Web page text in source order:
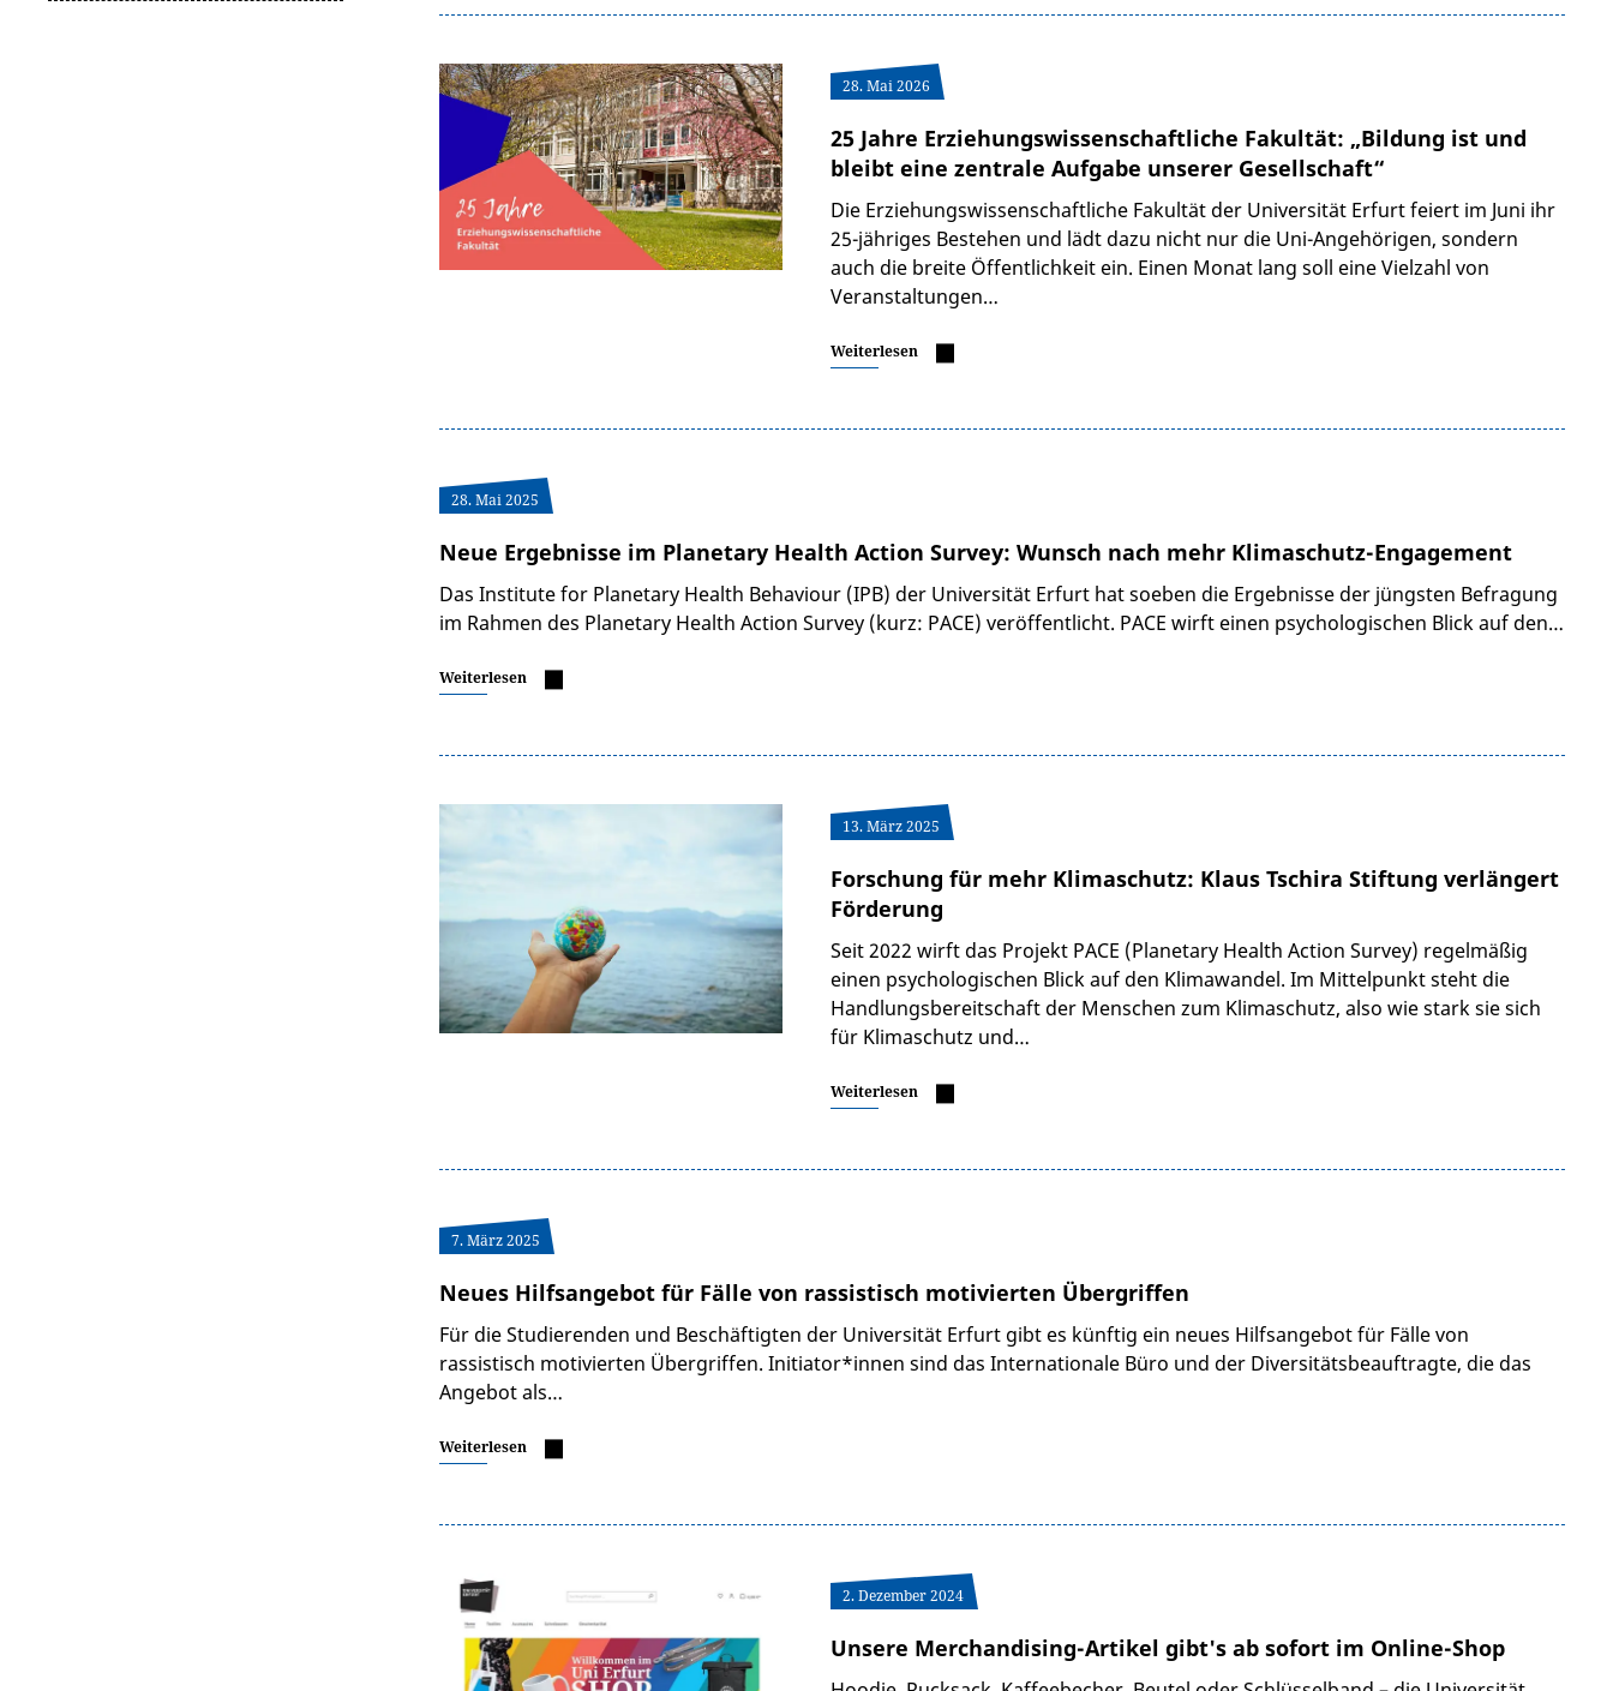
28. Mai 2026
25 Jahre Erziehungswissenschaftliche Fakultät: „Bildung ist und
bleibt eine zentrale Aufgabe unserer Gesellschaft“
Die Erziehungswissenschaftliche Fakultät der Universität Erfurt feiert im Juni ihr
25-jähriges Bestehen und lädt dazu nicht nur die Uni-Angehörigen, sondern
auch die breite Öffentlichkeit ein. Einen Monat lang soll eine Vielzahl von
Veranstaltungen…
Weiterlesen
28. Mai 2025
Neue Ergebnisse im Planetary Health Action Survey: Wunsch nach mehr Klimaschutz-Engagement
Das Institute for Planetary Health Behaviour (IPB) der Universität Erfurt hat soeben die Ergebnisse der jüngsten Befragung
im Rahmen des Planetary Health Action Survey (kurz: PACE) veröffentlicht. PACE wirft einen psychologischen Blick auf den…
Weiterlesen
13. März 2025
Forschung für mehr Klimaschutz: Klaus Tschira Stiftung verlängert
Förderung
Seit 2022 wirft das Projekt PACE (Planetary Health Action Survey) regelmäßig
einen psychologischen Blick auf den Klimawandel. Im Mittelpunkt steht die
Handlungsbereitschaft der Menschen zum Klimaschutz, also wie stark sie sich
für Klimaschutz und…
Weiterlesen
7. März 2025
Neues Hilfsangebot für Fälle von rassistisch motivierten Übergriffen
Für die Studierenden und Beschäftigten der Universität Erfurt gibt es künftig ein neues Hilfsangebot für Fälle von
rassistisch motivierten Übergriffen. Initiator*innen sind das Internationale Büro und der Diversitätsbeauftragte, die das
Angebot als…
Weiterlesen
2. Dezember 2024
Unsere Merchandising-Artikel gibt's ab sofort im Online-Shop